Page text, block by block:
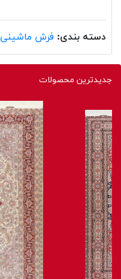
دسته بندی: فرش ماشینی
جدیدترین محصولات